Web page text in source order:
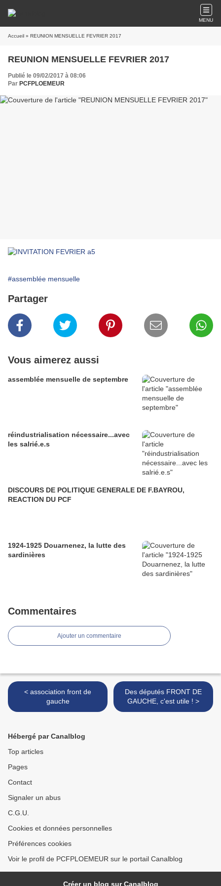
MENU
Accueil » REUNION MENSUELLE FEVRIER 2017
REUNION MENSUELLE FEVRIER 2017
Publié le 09/02/2017 à 08:06
Par PCFPLOEMEUR
#assemblée mensuelle
Partager
Vous aimerez aussi
assemblée mensuelle de septembre
réindustrialisation nécessaire...avec
les salrié.e.s
DISCOURS DE POLITIQUE GENERALE DE F.BAYROU,
REACTION DU PCF
1924-1925 Douarnenez, la lutte des
sardinières
Commentaires
Ajouter un commentaire
< association front de
gauche
Des députés FRONT DE
GAUCHE, c'est utile ! >
Hébergé par Canalblog
Top articles
Pages
Contact
Signaler un abus
C.G.U.
Cookies et données personnelles
Préférences cookies
Voir le profil de PCFPLOEMEUR sur le portail Canalblog
Créer un blog sur Canalblog